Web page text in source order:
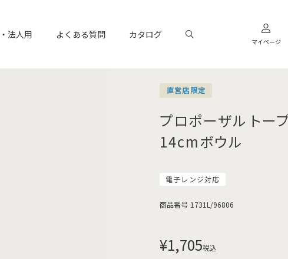
法人用 よくある質問 カタログ
マイページ
直営店限定
プロポーザル トー
14cmボウル
電子レンジ対応
商品番号 1731L/96806
¥1,705税込